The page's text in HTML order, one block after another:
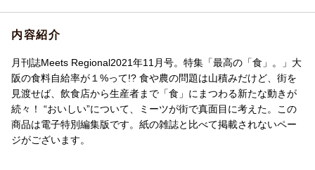
内容紹介
月刊誌Meets Regional2021年11月号。特集「最高の「食」。」大
阪の食料自給率が１%って!? 食や農の問題は山積みだけど、街を
見渡せば、飲食店から生産者まで「食」にまつわる新たな動きが
続々！ “おいしい”について、ミーツが街で真面目に考えた。この
商品は電子特別編集版です。紙の雑誌と比べて掲載されないペー
ジがございます。